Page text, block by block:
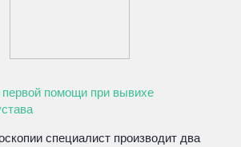
первой помощи при вывихе
специалист производит два